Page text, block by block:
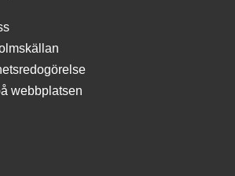
webbplatsen